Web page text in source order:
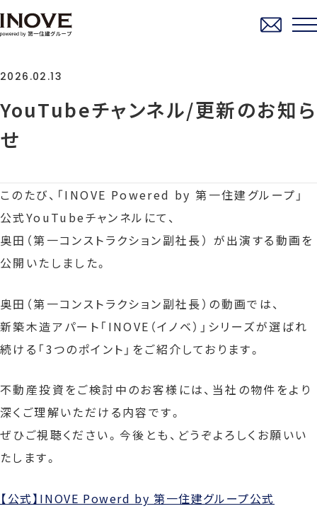
2026.02.13
YouTubeチャンネル/更新のお知ら
せ
このたび、「INOVE Powered by 第一住建グループ」
公式YouTubeチャンネルにて、
奥田（第一コンストラクション副社長） が出演する動画を
公開いたしました。
奥田（第一コンストラクション副社長）の動画では、
新築木造アパート「INOVE（イノベ）」シリーズが選ばれ
続ける「3つのポイント」をご紹介しております。
不動産投資をご検討中のお客様には、当社の物件をより
深くご理解いただける内容です。
ぜひご視聴ください。今後とも、どうぞよろしくお願いい
たします。
【公式】INOVE Powerd by 第一住建グループ公式